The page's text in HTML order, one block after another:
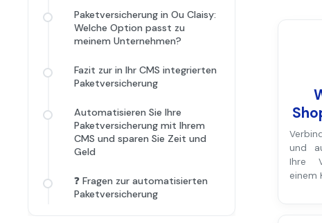
Paketversicherung in Ou Claisy:
Welche Option passt zu
meinem Unternehmen?
Fazit zur in Ihr CMS integrierten
Paketversicherung
Automatisieren Sie Ihre
Paketversicherung mit Ihrem
CMS und sparen Sie Zeit und
Geld
❓ Fragen zur automatisierten
Paketversicherung
und
Ihre
einem